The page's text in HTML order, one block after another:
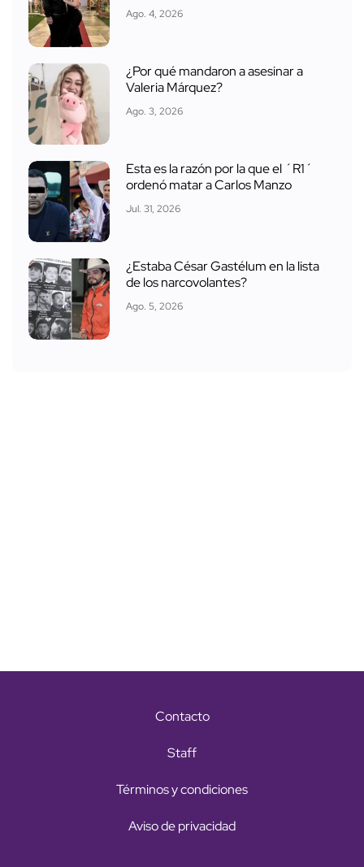
Ago. 4, 2026
¿Por qué mandaron a asesinar a
Valeria Márquez?
Ago. 3, 2026
Esta es la razón por la que el ´R1´
ordenó matar a Carlos Manzo
Jul. 31, 2026
¿Estaba César Gastélum en la lista
de los narcovolantes?
Ago. 5, 2026
Contacto
Staff
Términos y condiciones
Aviso de privacidad